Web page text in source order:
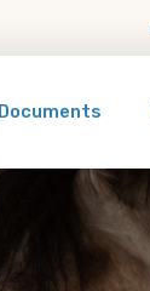
Documents